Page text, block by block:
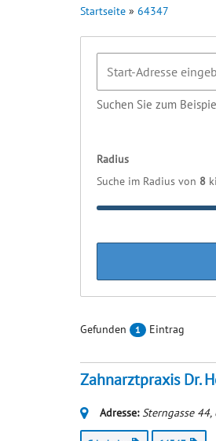
Startseite » 64347
Suchen Sie zum
Radius
Suche im Radius von 8
Gefunden 1 Eintrag
Zahnarztpraxis Dr.
Adresse: Sterngasse 44,